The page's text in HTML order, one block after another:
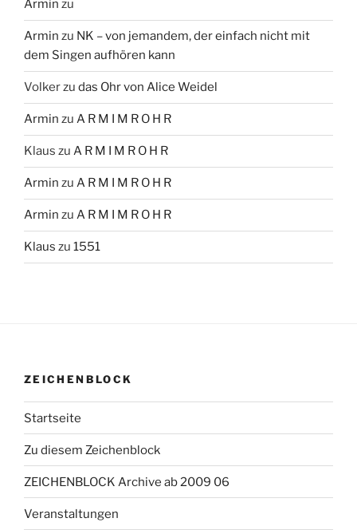
Armin zu
Armin zu NK – von jemandem, der einfach nicht mit
dem Singen aufhören kann
Volkerzu das Ohr von Alice Weidel
Armin zu A R M I M R O H R
Klaus zu A R M I M R O H R
Armin zu A R M I M R O H R
Armin zu A R M I M R O H R
Klaus zu 1551
ZEICHENBLOCK
Startseite
Zu diesem Zeichenblock
ZEICHENBLOCK Archive ab 2009 06
Veranstaltungen